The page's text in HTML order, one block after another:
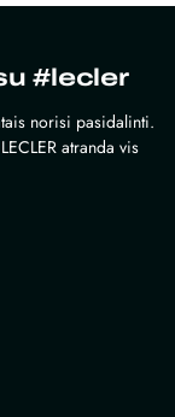
#lecler
norisi pasidalinti.
atranda vis